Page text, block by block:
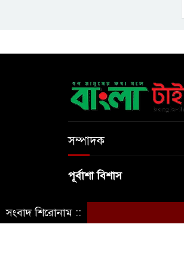
সম্পাদক
পূর্বাশা বিশাস
সংবাদ শিরোনাম ::